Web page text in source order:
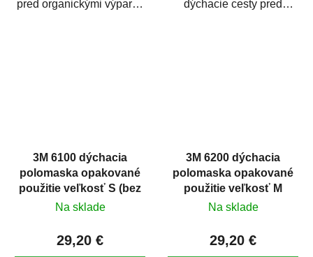
pred organickými výparmi
dýchacie cesty pred
3M 6100 dýchacia
polomaska opakované
použitie veľkosť S (bez
filtrov)
Na sklade
29,20 €
3M 6200 dýchacia
polomaska opakované
použitie veľkosť M
(bez filtrov)
Na sklade
29,20 €